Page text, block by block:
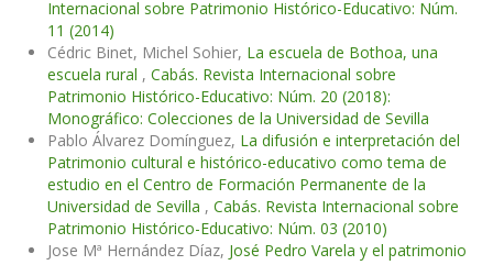
Internacional sobre Patrimonio Histórico-Educativo: Núm.
11 (2014)
Cédric Binet, Michel Sohier, La escuela de Bothoa, una
escuela rural , Cabás. Revista Internacional sobre
Patrimonio Histórico-Educativo: Núm. 20 (2018):
Monográfico: Colecciones de la Universidad de Sevilla
Pablo Álvarez Domínguez, La difusión e interpretación del
Patrimonio cultural e histórico-educativo como tema de
estudio en el Centro de Formación Permanente de la
Universidad de Sevilla , Cabás. Revista Internacional sobre
Patrimonio Histórico-Educativo: Núm. 03 (2010)
Jose Mª Hernández Díaz, José Pedro Varela y el patrimonio